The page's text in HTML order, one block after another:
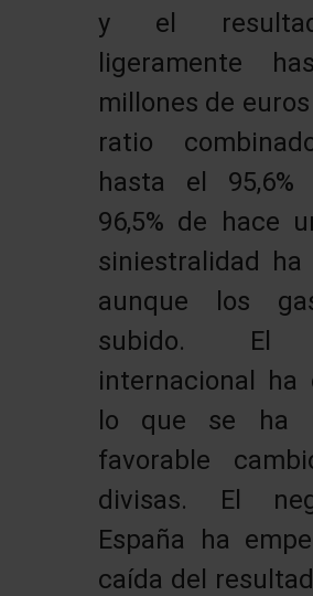
y el
ligeramente
millones de euros
ratio
hasta el 95,6%
96,5% de hace
siniestralidad ha
aunque los
subido. El
internacional ha
lo que se ha
favorable
divisas. El
España ha
caída del